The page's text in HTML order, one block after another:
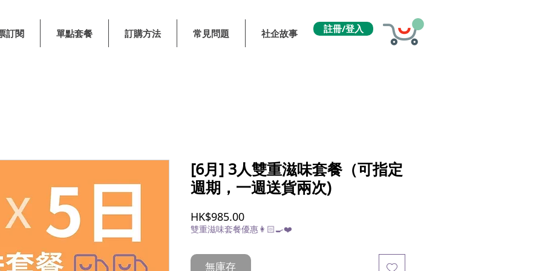
訂閱 單點套餐 訂購方法 常見問題 社企故事 註冊/登入
[6月] 3人雙重滋味套餐（可指定
週期，一週送貨兩次)
HK$985.00價
格
雙重滋味套餐優惠👩🏻‍🍳❤️
無庫存